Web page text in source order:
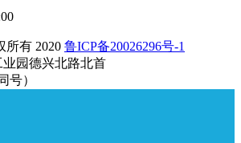
所有 2020 鲁ICP备20026296号-1
园德兴北路北首
号）